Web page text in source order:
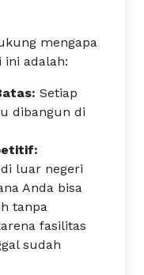
mengapa
adalah:
Setiap
dibangun di
luar negeri
Anda bisa
tanpa
fasilitas
sudah